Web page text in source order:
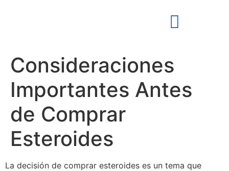
Consideraciones
Importantes Antes
de Comprar
Esteroides
La decisión de comprar esteroides es un tema que